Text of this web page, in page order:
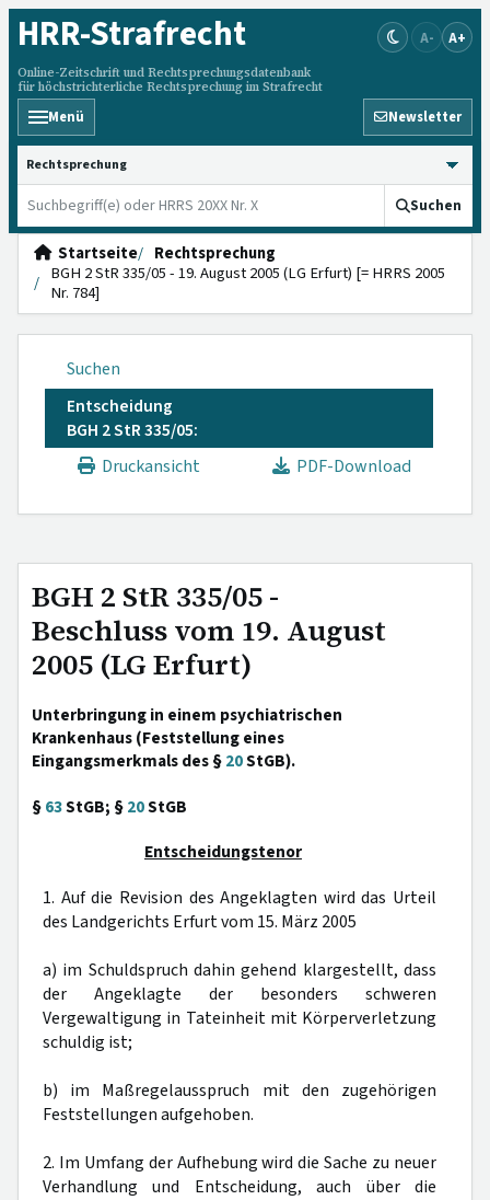
HRR-Strafrecht
Online-Zeitschrift und Rechtsprechungsdatenbank
für höchstrichterliche Rechtsprechung im Strafrecht
A- A+
Menü Newsletter
HRRS durchsuchen
Suchen
Startseite
Rechtsprechung
BGH 2 StR 335/05 - 19. August 2005 (LG Erfurt) [= HRRS 2005
Nr. 784]
Suchen
Entscheidung
BGH 2 StR 335/05:
Druckansicht
PDF-Download
BGH 2 StR 335/05 -
Beschluss vom 19. August
2005 (LG Erfurt)
Unterbringung in einem psychiatrischen
Krankenhaus (Feststellung eines
Eingangsmerkmals des §20StGB).
§63StGB; §20StGB
Entscheidungstenor
1. Auf die Revision des Angeklagten wird das Urteil
des Landgerichts Erfurt vom 15. März 2005
a) im Schuldspruch dahin gehend klargestellt, dass
der Angeklagte der besonders schweren
Vergewaltigung in Tateinheit mit Körperverletzung
schuldig ist;
b) im Maßregelausspruch mit den zugehörigen
Feststellungen aufgehoben.
2. Im Umfang der Aufhebung wird die Sache zu neuer
Verhandlung und Entscheidung, auch über die